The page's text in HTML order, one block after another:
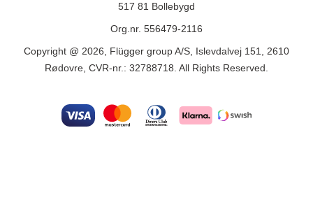
517 81 Bollebygd
Org.nr. 556479-2116
Copyright @ 2026, Flügger group A/S, Islevdalvej 151, 2610
Rødovre, CVR-nr.: 32788718. All Rights Reserved.